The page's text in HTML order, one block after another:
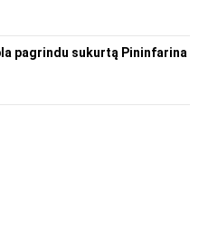
pagrindu sukurtą Pininfarina